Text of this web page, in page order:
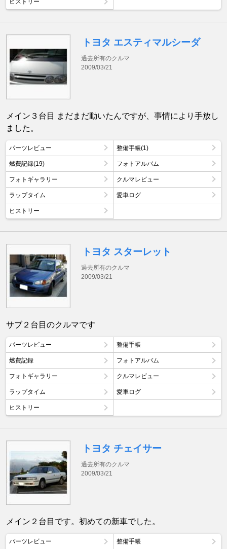
ヒストリー
トヨタ エスティマルシーダ
過去所有のクルマ
2009/03/21
メイン３台目 まだまだ動いたんですが、事情により手放し
ました。
パーツレビュー 整備手帳(1)
燃費記録(19) フォトアルバム
フォトギャラリー クルマレビュー
ラップタイム 愛車ログ
ヒストリー
トヨタ スターレット
過去所有のクルマ
2009/03/21
サブ２台目のクルマです
パーツレビュー 整備手帳
燃費記録 フォトアルバム
フォトギャラリー クルマレビュー
ラップタイム 愛車ログ
ヒストリー
トヨタ チェイサー
過去所有のクルマ
2009/03/21
メイン２台目です。初めての新車でした。
パーツレビュー 整備手帳